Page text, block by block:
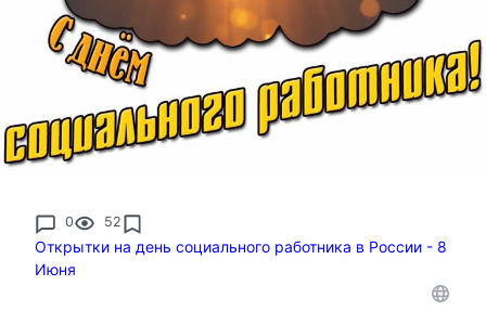
0 52
Открытки на день социального работника в России - 8
Июня